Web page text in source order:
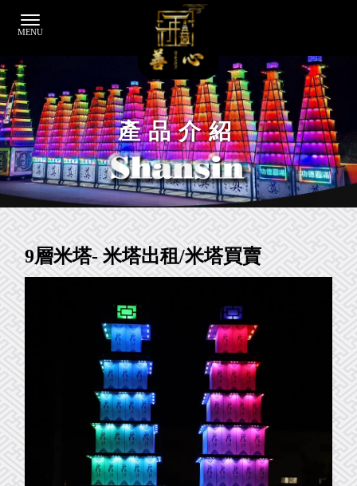
產品介紹
9層米塔- 米塔出租/米塔買賣